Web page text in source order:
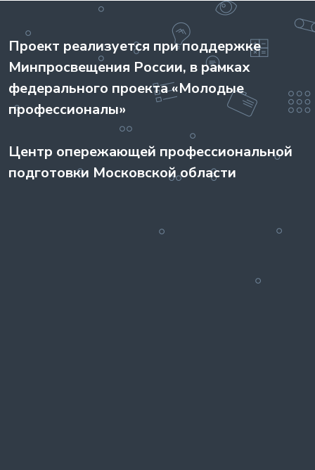
Проект реализуется при поддержке
Минпросвещения России, в рамках
федерального проекта «Молодые
профессионалы»
Центр опережающей профессиональной
подготовки Московской области